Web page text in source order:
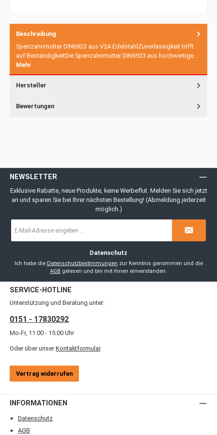
Beschreibung
Sperrzahnmutter DIN6923 aus V2A EdelstahlZuverlässigkeit trifft
auf BeständigkeitDie Sperrzahnmutter DIN6923 aus hochwertige…
Mehr
Hersteller
Bewertungen
NEWSLETTER
Exklusive Rabatte, neue Produkte, keine Werbeflut. Melden Sie sich jetzt
an und sparen Sie bei Ihrer nächsten Bestellung! (Abmeldung jederzeit
möglich.)
Mail-
Datenschutz
Ich habe die Datenschutzbestimmungen
zur Kenntnis genommen und die
AGB gelesen und bin mit ihnen einverstanden.
SERVICE-HOTLINE
Unterstützung und Beratung unter:
0151 - 17830292
Mo-Fr, 11:00 - 15:00 Uhr
Oder über unser Kontaktformular.
Vertrag widerrufen
INFORMATIONEN
Datenschutz
AGB